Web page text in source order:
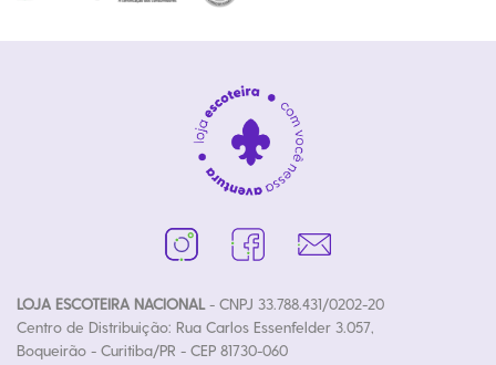
LOJA ESCOTEIRA NACIONAL- CNPJ 33.788.431/0202-20
Centro de Distribuição: Rua Carlos Essenfelder 3.057,
Boqueirão - Curitiba/PR - CEP 81730-060